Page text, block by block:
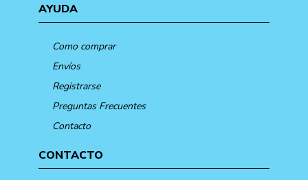
AYUDA
Como comprar
Envíos
Registrarse
Preguntas Frecuentes
Contacto
CONTACTO